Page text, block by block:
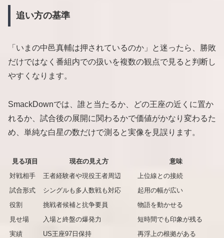
追い方の基準
「いまの中邑真輔は押されているのか」と迷ったら、勝敗
だけではなく番組内での扱いを複数の観点で見ると判断し
やすくなります。
SmackDownでは、誰と当たるか、どの王座の近くに置か
れるか、試合後の展開に関わるかで価値がかなり変わるた
め、単純な白星の数だけで測ると実像を見誤ります。
見る項目 現在の見え方
意味
対戦相手
王者経験者や現役王者周辺
上位線との接続
試合形式
シングルも多人数戦も対応
起用の幅が広い
役割
挑戦者候補と抗争要員
物語を動かせる
見せ場
入場と終盤の爆発力
短時間でも印象が残る
実績
US王座97日保持 再浮上の根拠がある